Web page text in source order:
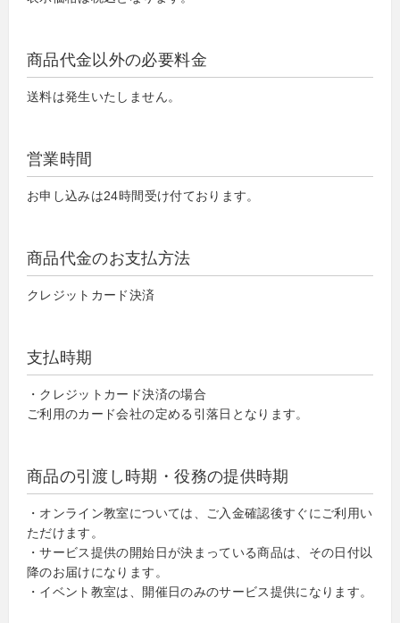
商品代金以外の必要料金
送料は発生いたしません。
営業時間
お申し込みは24時間受け付ております。
商品代金のお支払方法
クレジットカード決済
支払時期
・クレジットカード決済の場合
ご利用のカード会社の定める引落日となります。
商品の引渡し時期・役務の提供時期
・オンライン教室については、ご入金確認後すぐにご利用い
ただけます。
・サービス提供の開始日が決まっている商品は、その日付以
降のお届けになります。
・イベント教室は、開催日のみのサービス提供になります。